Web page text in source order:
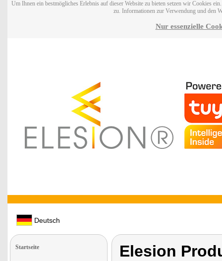
Um Ihnen ein bestmögliches Erlebnis auf dieser Website zu bieten setzen wir Cookies
zu. Informationen zur Verwendung und den
Nur essenzielle
Deutsch
Startseite
Elesion